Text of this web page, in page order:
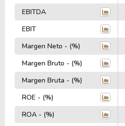
EBITDA
EBIT
Margen Neto - (%)
Margen Bruto - (%)
Margen Bruta - (%)
ROE - (%)
ROA - (%)